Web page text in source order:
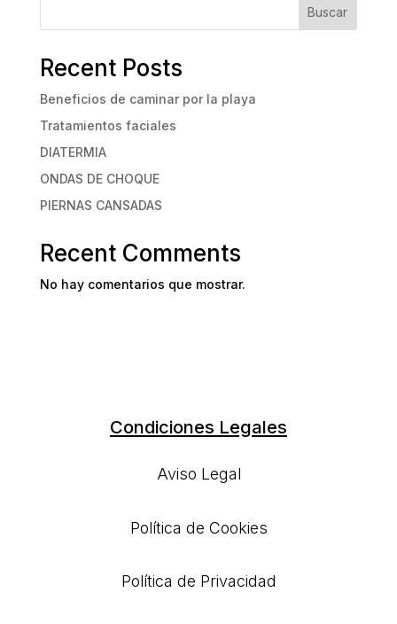
Buscar
Recent Posts
Beneficios de caminar por la playa
Tratamientos faciales
DIATERMIA
ONDAS DE CHOQUE
PIERNAS CANSADAS
Recent Comments
No hay comentarios que mostrar.
Condiciones Legales
Aviso Legal
Política de Cookies
Política de Privacidad